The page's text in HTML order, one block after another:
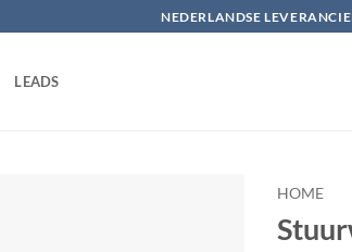
NEDERLANDSE
LEADS
HOME